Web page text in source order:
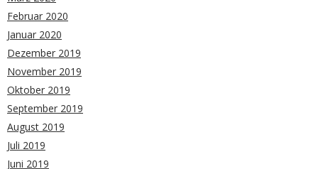
Februar 2020
Januar 2020
Dezember 2019
November 2019
Oktober 2019
September 2019
August 2019
Juli 2019
Juni 2019